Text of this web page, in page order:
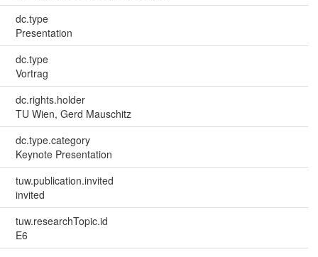
dc.type
Presentation
dc.type
Vortrag
dc.rights.holder
TU Wien, Gerd Mauschitz
dc.type.category
Keynote Presentation
tuw.publication.invited
invited
tuw.researchTopic.id
E6